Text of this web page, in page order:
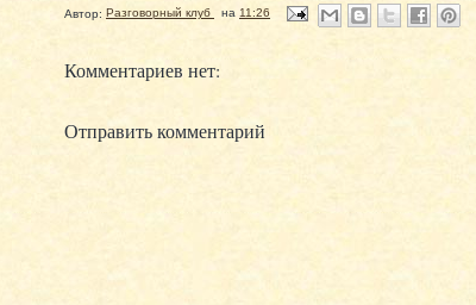
Автор: Разговорный клуб на 11:26
Комментариев нет:
Отправить комментарий